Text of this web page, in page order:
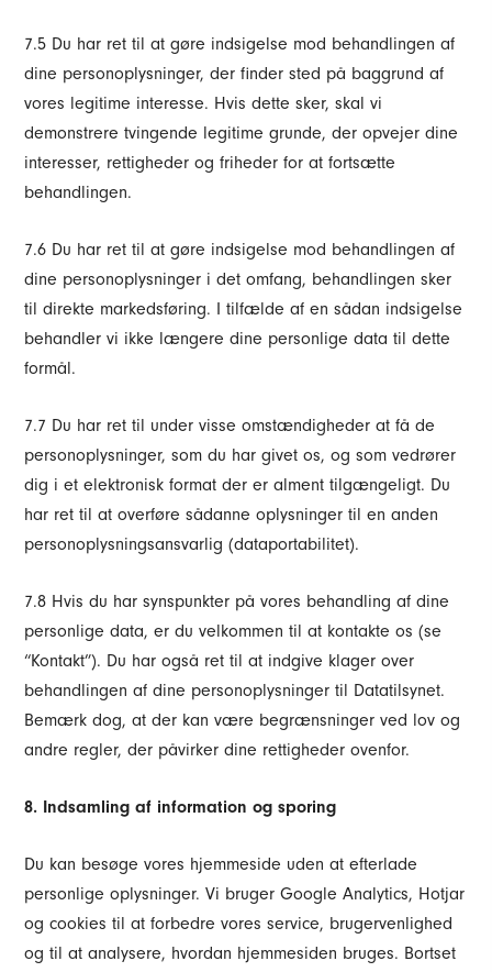
7.5 Du har ret til at gøre indsigelse mod behandlingen af
dine personoplysninger, der finder sted på baggrund af
vores legitime interesse. Hvis dette sker, skal vi
demonstrere tvingende legitime grunde, der opvejer dine
interesser, rettigheder og friheder for at fortsætte
behandlingen.
7.6 Du har ret til at gøre indsigelse mod behandlingen af
dine personoplysninger i det omfang, behandlingen sker
til direkte markedsføring. I tilfælde af en sådan indsigelse
behandler vi ikke længere dine personlige data til dette
formål.
7.7 Du har ret til under visse omstændigheder at få de
personoplysninger, som du har givet os, og som vedrører
dig i et elektronisk format der er alment tilgængeligt. Du
har ret til at overføre sådanne oplysninger til en anden
personoplysningsansvarlig (dataportabilitet).
7.8 Hvis du har synspunkter på vores behandling af dine
personlige data, er du velkommen til at kontakte os (se
“Kontakt”). Du har også ret til at indgive klager over
behandlingen af dine personoplysninger til Datatilsynet.
Bemærk dog, at der kan være begrænsninger ved lov og
andre regler, der påvirker dine rettigheder ovenfor.
8. Indsamling af information og sporing
Du kan besøge vores hjemmeside uden at efterlade
personlige oplysninger. Vi bruger Google Analytics, Hotjar
og cookies til at forbedre vores service, brugervenlighed
og til at analysere, hvordan hjemmesiden bruges. Bortset